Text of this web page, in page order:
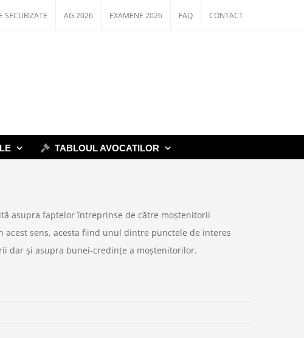
SECURIZATE AG 2026 EXAMENE 2026 FAQ CONTACT
TABLOUL AVOCATILOR
asupra faptelor întreprinse de către moștenitorii
sens, acesta fiind unul dintre punctele de interes
dar și asupra bunei-credințe a moștenitorilor.